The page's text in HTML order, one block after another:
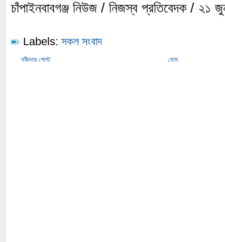
চাঁপাইনবাবগঞ্জ নিউজ / নিজস্ব প্রতিবেদক / ২১
Labels: সকল সংবাদ
নবীনতর পোস্ট হোম